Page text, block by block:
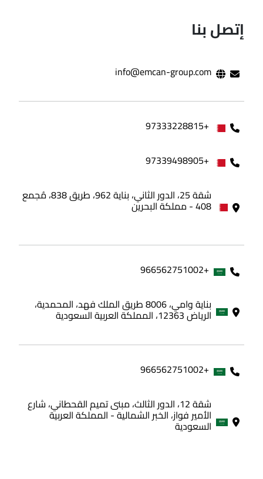
إتصل بنا
info@emcan-group.com
+97333228815
+97339498905
شقة 25، الدور الثاني، بناية 962، طريق 838، مُجمع
408 - مملكة البحرين
+966562751002
بناية وامي، 8006 طريق الملك فهد، المحمدية،
الرياض 12363، المملكة العربية السعودية
+966562751002
شقة 12، الدور الثالث، مبنى تميم القحطاني، شارع
الأمير فواز، الخبر الشمالية - المملكة العربية
السعودية